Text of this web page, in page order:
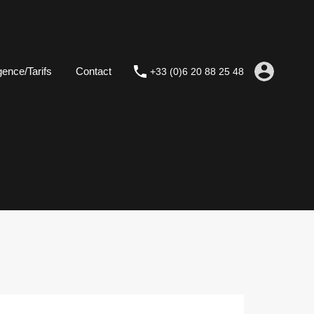
Tarifs Contact +33 (0)6 20 88 25 48